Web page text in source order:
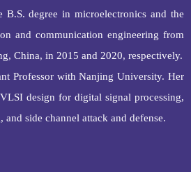
B.S. degree in microelectronics and the
and communication engineering from
China, in 2015 and 2020, respectively.
Professor with Nanjing University. Her
design for digital signal processing,
side channel attack and defense.